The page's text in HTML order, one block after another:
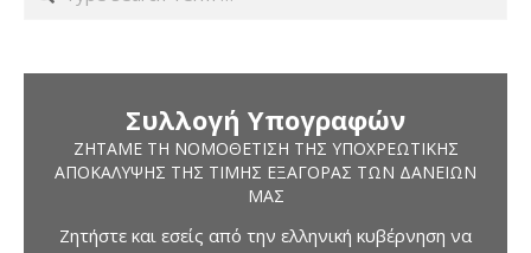
Συλλογή Υπογραφών
ΖΗΤΆΜΕ ΤΗ ΝΟΜΟΘΈΤΙΣΗ ΤΗΣ ΥΠΟΧΡΕΩΤΙΚΉΣ
ΑΠΟΚΆΛΥΨΗΣ ΤΗΣ ΤΙΜΉΣ ΕΞΑΓΟΡΆΣ ΤΩΝ ΔΑΝΕΊΩΝ
ΜΑΣ
Ζητήστε και εσείς από την ελληνική κυβέρνηση να